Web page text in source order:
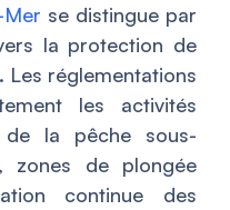
Mer se distingue par
la protection de
Les réglementations
les activités
de la pêche sous-
zones de plongée
continue des